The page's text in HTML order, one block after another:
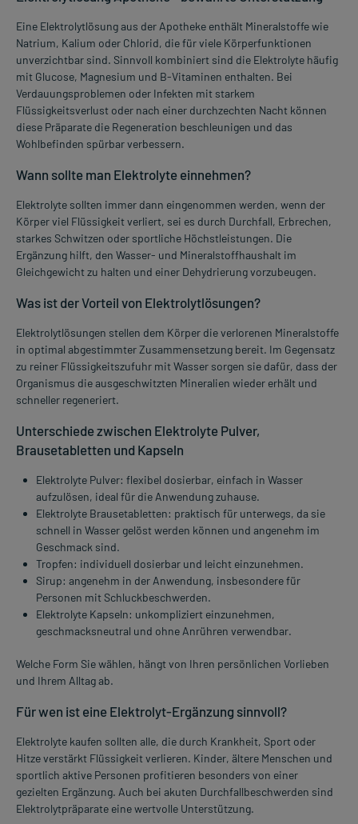
Eine Elektrolytlösung aus der Apotheke enthält Mineralstoffe wie
Natrium, Kalium oder Chlorid, die für viele Körperfunktionen
unverzichtbar sind. Sinnvoll kombiniert sind die Elektrolyte häufig
mit Glucose, Magnesium und B-Vitaminen enthalten. Bei
Verdauungsproblemen oder Infekten mit starkem
Flüssigkeitsverlust oder nach einer durchzechten Nacht können
diese Präparate die Regeneration beschleunigen und das
Wohlbefinden spürbar verbessern.
Wann sollte man Elektrolyte einnehmen?
Elektrolyte sollten immer dann eingenommen werden, wenn der
Körper viel Flüssigkeit verliert, sei es durch Durchfall, Erbrechen,
starkes Schwitzen oder sportliche Höchstleistungen. Die
Ergänzung hilft, den Wasser- und Mineralstoffhaushalt im
Gleichgewicht zu halten und einer Dehydrierung vorzubeugen.
Was ist der Vorteil von Elektrolytlösungen?
Elektrolytlösungen stellen dem Körper die verlorenen Mineralstoffe
in optimal abgestimmter Zusammensetzung bereit. Im Gegensatz
zu reiner Flüssigkeitszufuhr mit Wasser sorgen sie dafür, dass der
Organismus die ausgeschwitzten Mineralien wieder erhält und
schneller regeneriert.
Unterschiede zwischen Elektrolyte Pulver,
Brausetabletten und Kapseln
Elektrolyte Pulver: flexibel dosierbar, einfach in Wasser
aufzulösen, ideal für die Anwendung zuhause.
Elektrolyte Brausetabletten: praktisch für unterwegs, da sie
schnell in Wasser gelöst werden können und angenehm im
Geschmack sind.
Tropfen: individuell dosierbar und leicht einzunehmen.
Sirup: angenehm in der Anwendung, insbesondere für
Personen mit Schluckbeschwerden.
Elektrolyte Kapseln: unkompliziert einzunehmen,
geschmacksneutral und ohne Anrühren verwendbar.
Welche Form Sie wählen, hängt von Ihren persönlichen Vorlieben
und Ihrem Alltag ab.
Für wen ist eine Elektrolyt-Ergänzung sinnvoll?
Elektrolyte kaufen sollten alle, die durch Krankheit, Sport oder
Hitze verstärkt Flüssigkeit verlieren. Kinder, ältere Menschen und
sportlich aktive Personen profitieren besonders von einer
gezielten Ergänzung. Auch bei akuten Durchfallbeschwerden sind
Elektrolytpräparate eine wertvolle Unterstützung.